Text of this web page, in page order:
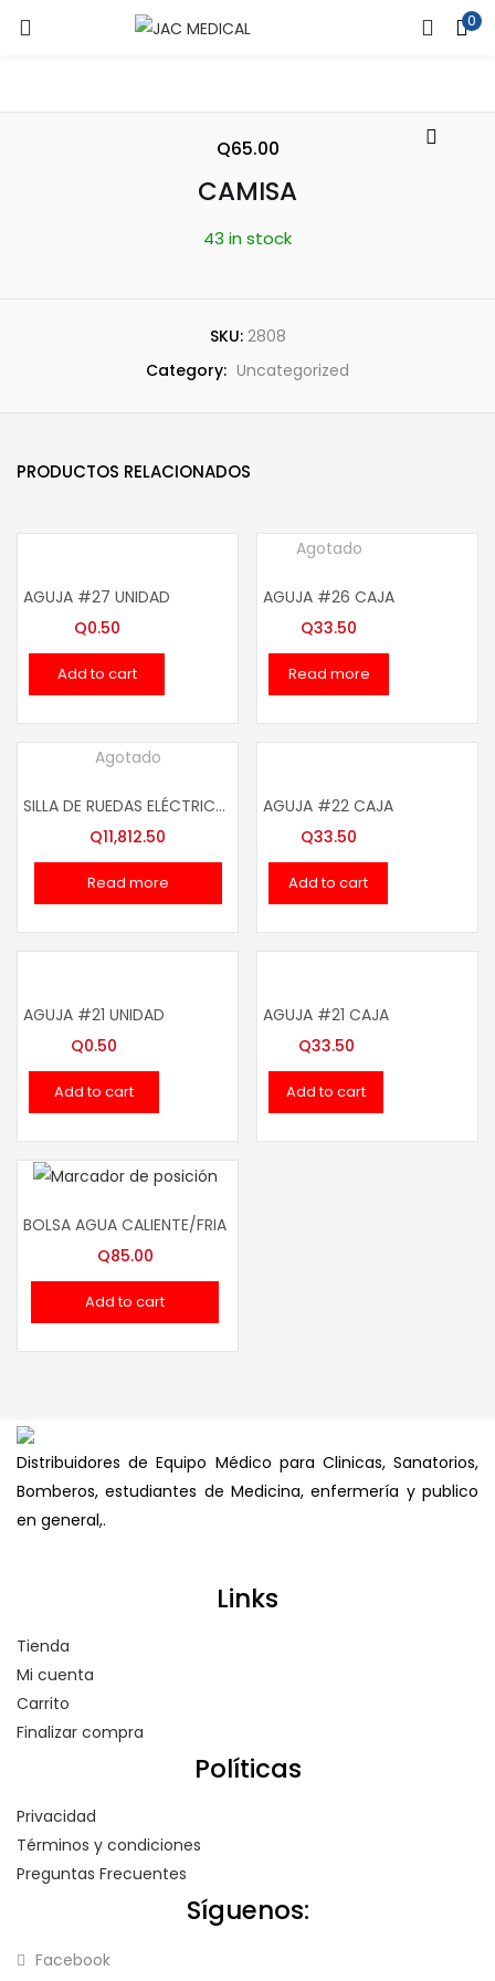
0
ENTRAR REGISTRARSE
Introduce tu nombre de usuario y contraseña para iniciar
¿Contraseña perdida?
CAMISA
Q65.00
43 in stock
SKU: 2808
Category: Uncategorized
PRODUCTOS RELACIONADOS
AGUJA #27 UNIDAD
Q0.50
Add to cart
Agotado
AGUJA #26 CAJA
Q33.50
Read more
Agotado
SILLA DE RUEDAS ELÉCTRICA ESTILO MOTO
Q11,812.50
Read more
AGUJA #22 CAJA
Q33.50
Add to cart
AGUJA #21 UNIDAD
Q0.50
Add to cart
AGUJA #21 CAJA
Q33.50
Add to cart
BOLSA AGUA CALIENTE/FRIA
Q85.00
Add to cart
Distribuidores de Equipo Médico para Clinicas, Sanatorios,
Bomberos, estudiantes de Medicina, enfermería y publico
en general,.
Links
Tienda
Mi cuenta
Carrito
Finalizar compra
Políticas
Privacidad
Términos y condiciones
Preguntas Frecuentes
Síguenos:
Facebook